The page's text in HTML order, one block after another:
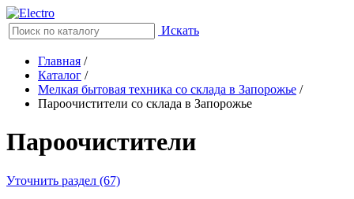
Искать
Главная /
Каталог /
Мелкая бытовая техника со склада в Запорожье /
Пароочистители со склада в Запорожье
Пароочистители
Уточнить раздел (67)